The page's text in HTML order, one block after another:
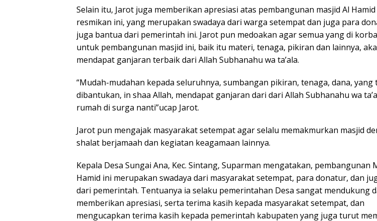
Selain itu, Jarot juga memberikan apresiasi atas pembangunan masjid Al Hamid
resmikan ini, yang merupakan swadaya dari warga setempat dan juga para
juga bantua dari pemerintah ini. Jarot pun medoakan agar semua yang di
untuk pembangunan masjid ini, baik itu materi, tenaga, pikiran dan lainnya,
mendapat ganjaran terbaik dari Allah Subhanahu wa ta’ala.
“Mudah-mudahan kepada seluruhnya, sumbangan pikiran, tenaga, dana, yang
dibantukan, in shaa Allah, mendapat ganjaran dari dari Allah Subhanahu wa
rumah di surga nanti”ucap Jarot.
Jarot pun mengajak masyarakat setempat agar selalu memakmurkan masjid
shalat berjamaah dan kegiatan keagamaan lainnya.
Kepala Desa Sungai Ana, Kec. Sintang, Suparman mengatakan, pembangunan
Hamid ini merupakan swadaya dari masyarakat setempat, para donatur, dan
dari pemerintah. Tentuanya ia selaku pemerintahan Desa sangat mendukung
memberikan apresiasi, serta terima kasih kepada masyarakat setempat, dan
mengucapkan terima kasih kepada pemerintah kabupaten yang juga turut